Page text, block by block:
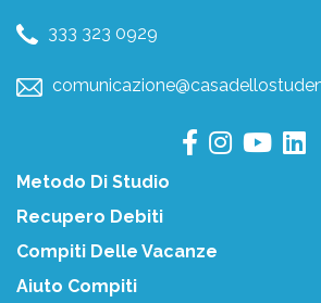
333 323 0929
Metodo Di Studio
Recupero Debiti
Compiti Delle Vacanze
Aiuto Compiti